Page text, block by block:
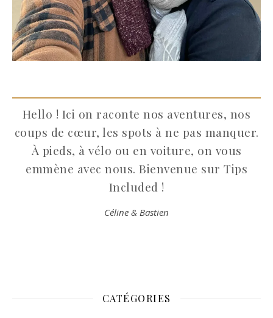
Hello ! Ici on raconte nos aventures, nos
coups de cœur, les spots à ne pas manquer.
À pieds, à vélo ou en voiture, on vous
emmène avec nous. Bienvenue sur Tips
Included !
Céline & Bastien
CATÉGORIES